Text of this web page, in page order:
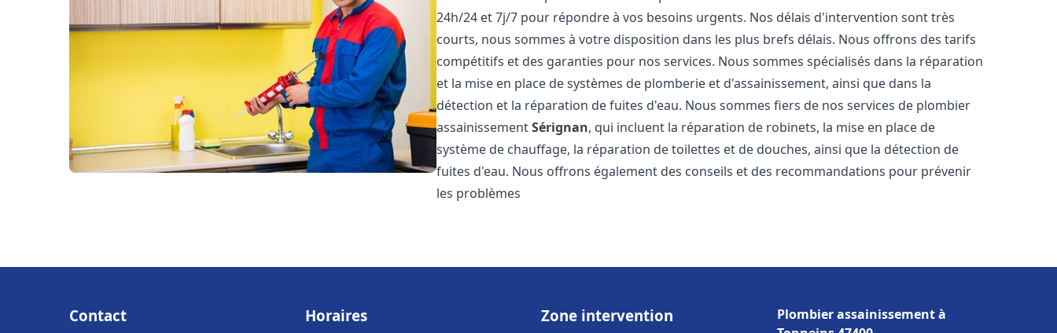
24h/24 et 7j/7 pour répondre à vos besoins urgents. Nos délais d'intervention sont très
courts, nous sommes à votre disposition dans les plus brefs délais. Nous offrons des tarifs
compétitifs et des garanties pour nos services. Nous sommes spécialisés dans la réparation
et la mise en place de systèmes de plomberie et d'assainissement, ainsi que dans la
détection et la réparation de fuites d'eau. Nous sommes fiers de nos services de plombier
assainissementSérignan, qui incluent la réparation de robinets, la mise en place de
système de chauffage, la réparation de toilettes et de douches, ainsi que la détection de
fuites d'eau. Nous offrons également des conseils et des recommandations pour prévenir
les problèmes
Contact Horaires Zone intervention
Plombier assainissement à